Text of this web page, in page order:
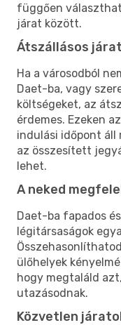
függően
járat között.
Átszállásos
Ha a városodból
Daet-ba, vagy
költségeket, az
érdemes. Ezeken
indulási időpont áll
az összesített
lehet.
A neked
Daet-ba fapados
légitársaságok
ülőhelyek
hogy megtaláld
utazásodnak.
Közvetlen